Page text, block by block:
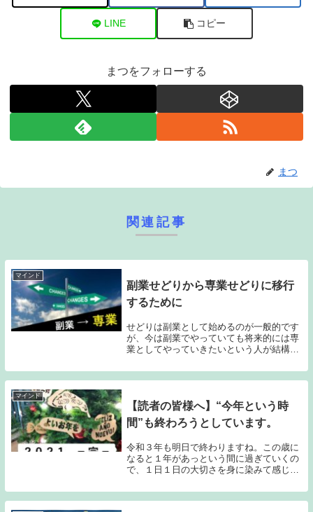
LINE コピー
まつをフォローする
まつ
関連記事
マインド
副業せどりから専業せどりに移行
するために
せどりは副業として始めるのが一般的です
が、今は副業でやっていても将来的には専
業としてやっていきたいという人が結構存
業で頑張っている人もいますが、現在は副
業だけど将来的に専業になりたいと言って
マインド
【読者の皆様へ】“今年という時
間”も終わろうとしています。
令和３年も明日で終わりますね。この歳に
なると１年があっという間に過ぎていくの
で、１日１日の大切さを身に染みて感じる
んは、現在何かしらお金に対する不安を抱
えている人が多いと思います。世間では